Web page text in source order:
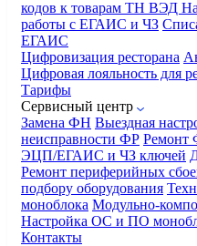
кодов к товарам ТН ВЭД
работы с ЕГАИС и ЧЗ
ЕГАИС
Цифровизация ресторана
Цифровая лояльность для
Тарифы
Сервисный центр
Замена ФН Выездная
неисправности ФР Ремонт
ЭЦП/ЕГАИС и ЧЗ ключей
Ремонт периферийных
подбору оборудования
моноблока Модульно-
Настройка ОС и ПО
Контакты